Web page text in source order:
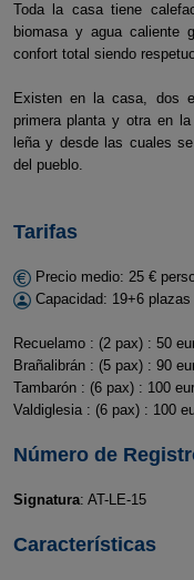
Toda la casa tiene
biomasa y agua caliente
confort total siendo
Existen en la casa, dos
primera planta y otra en
leña y desde las cuales
del pueblo.
Tarifas
Precio medio: 25 €
Capacidad: 19+6 plazas
Recuelamo : (2 pax) : 50
Brañalibrán : (5 pax) : 90
Tambarón : (6 pax) : 100
Valdiglesia : (6 pax) : 100
Número de
Signatura: AT-LE-15
Características